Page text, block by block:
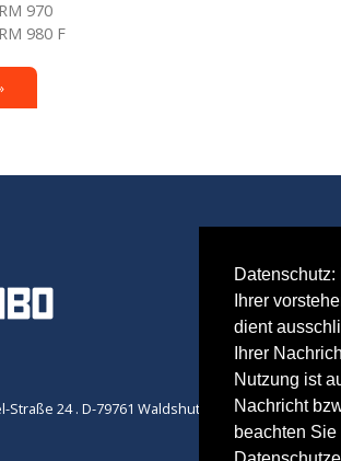
Ihrer
dient
Ihrer
Nutzung ist
Nachricht
beachten
970
980 F
24 . D-79761 Waldshut-Tiengen . Alle